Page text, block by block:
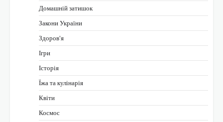
Домашній затишок
Закони України
Здоров'я
Ігри
Історія
Їжа та кулінарія
Квіти
Космос